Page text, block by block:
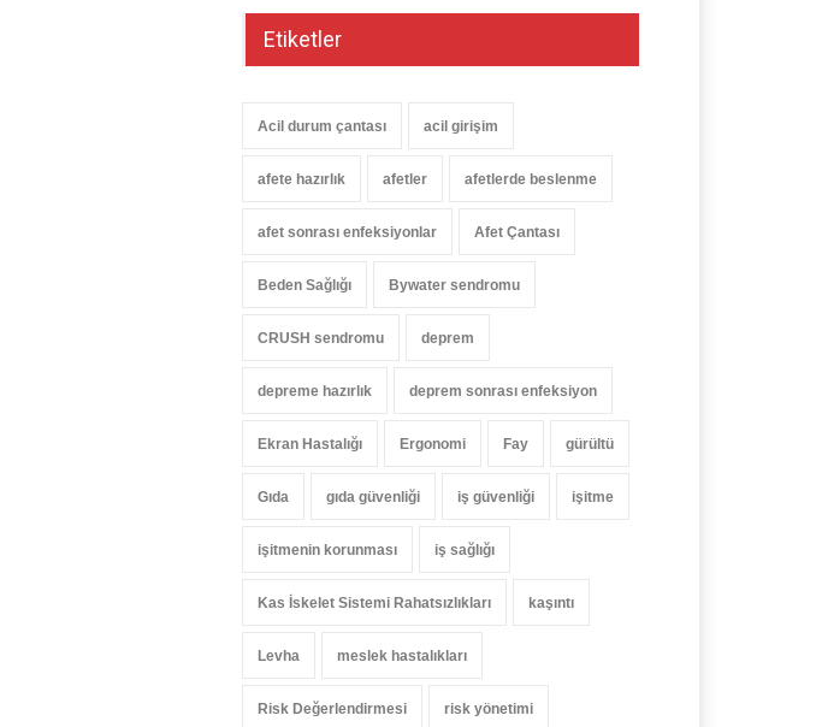
Etiketler
Acil durum çantası acil girişim
afete hazırlık afetler afetlerde beslenme
afet sonrası enfeksiyonlar Afet Çantası
Beden Sağlığı Bywater sendromu
CRUSH sendromu deprem
depreme hazırlık deprem sonrası enfeksiyon
Ekran Hastalığı Ergonomi Fay gürültü
Gıda gıda güvenliği iş güvenliği işitme
işitmenin korunması iş sağlığı
Kas İskelet Sistemi Rahatsızlıkları kaşıntı
Levha meslek hastalıkları
Risk Değerlendirmesi risk yönetimi